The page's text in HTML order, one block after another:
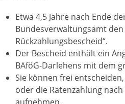
Etwa 4,5 Jahre nach Ende
Bundesverwaltungsamt
Rückzahlungsbescheid“.
Der Bescheid enthält ein
BAföG-Darlehens mit dem
Sie können frei
oder die Ratenzahlung